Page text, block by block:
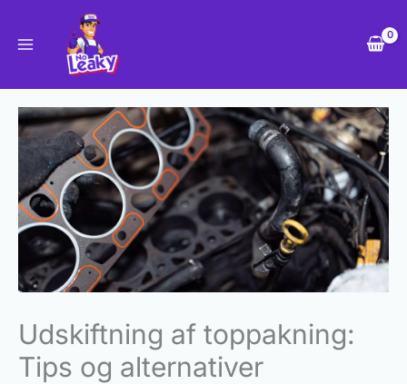
indholdet
Udskiftning af toppakning:
Tips og alternativer